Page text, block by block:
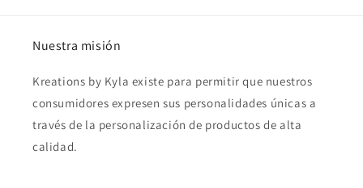
Nuestra misión
Kreations by Kyla existe para permitir que nuestros
consumidores expresen sus personalidades únicas a
través de la personalización de productos de alta
calidad.